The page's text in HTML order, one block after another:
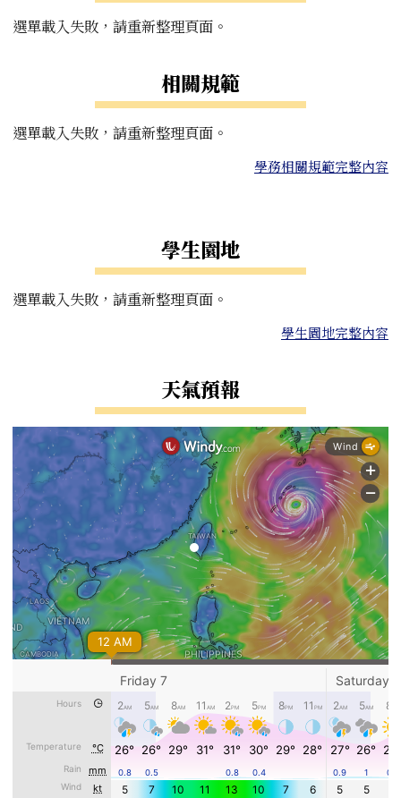
選單載入失敗，請重新整理頁面。
相關規範
選單載入失敗，請重新整理頁面。
學務相關規範完整內容
學生園地
選單載入失敗，請重新整理頁面。
學生園地完整內容
天氣預報